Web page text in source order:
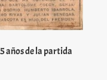
años de la partida